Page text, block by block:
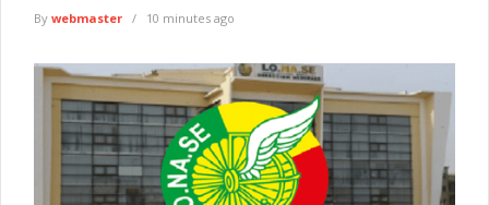
By webmaster 10 minutes ago